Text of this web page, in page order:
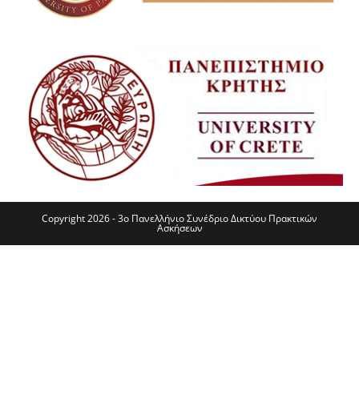
Copyright 2026 - 3ο Πανελλήνιο Συνέδριο Δικτύου Πρακτικών
Ασκήσεων